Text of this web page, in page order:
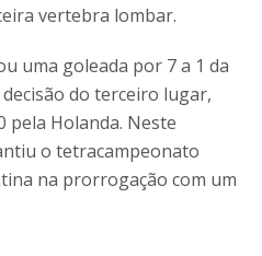
vertebra lombar.
uma goleada por 7 a 1 da
do terceiro lugar,
pela Holanda. Neste
o tetracampeonato
na prorrogação com um